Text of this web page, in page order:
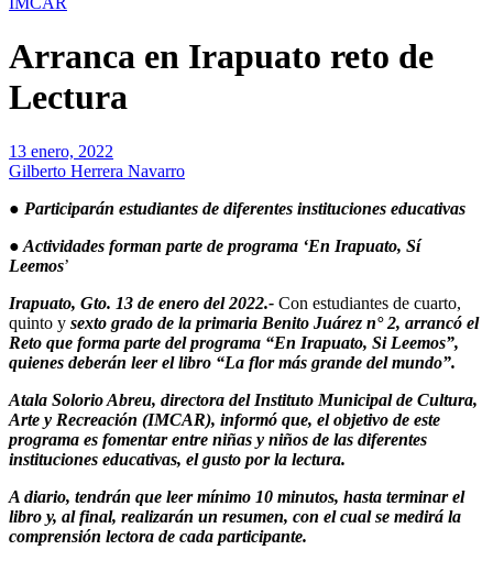
Arranca en Irapuato reto de
Lectura
13 enero, 2022
Gilberto Herrera Navarro
● Participarán estudiantes de diferentes instituciones educativas
● Actividades forman parte de programa ‘En Irapuato, Sí
Leemos’
Irapuato, Gto. 13 de enero del 2022.- Con estudiantes de cuarto,
quinto y sexto grado de la primaria Benito Juárez n° 2, arrancó el
Reto que forma parte del programa “En Irapuato, Si Leemos”,
quienes deberán leer el libro “La flor más grande del mundo”.
Atala Solorio Abreu, directora del Instituto Municipal de Cultura,
Arte y Recreación (IMCAR), informó que, el objetivo de este
programa es fomentar entre niñas y niños de las diferentes
instituciones educativas, el gusto por la lectura.
A diario, tendrán que leer mínimo 10 minutos, hasta terminar el
libro y, al final, realizarán un resumen, con el cual se medirá la
comprensión lectora de cada participante.